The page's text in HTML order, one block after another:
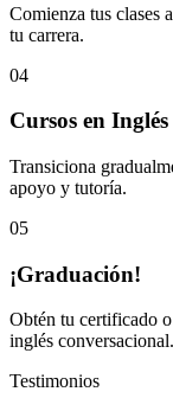
Comienza tus clases
tu carrera.
04
Cursos en Inglés
Transiciona
apoyo y tutoría.
05
¡Graduación!
Obtén tu certificado
inglés conversacional.
Testimonios